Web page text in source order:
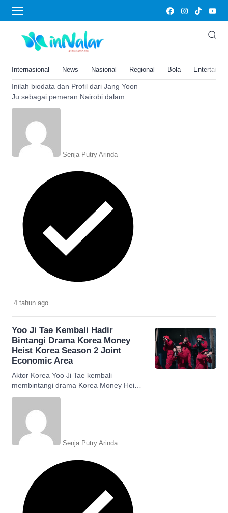
Internasional News Nasional Regional Bola
Money Heist Korea
Biodata dan Profil Jang Yoon Ju
Pemeran Nairobi dalam drama
Season 2
Inilah biodata dan Profil dari Jang Yoon
Ju sebagai pemeran Nairobi dalam
drama Korea Money Heist Korea season
Senja Putry Arinda
.4 tahun ago
Yoo Ji Tae Kembali Hadir
Bintangi Drama Korea Money
Heist Korea Season 2 Joint
Economic Area
Aktor Korea Yoo Ji Tae kembali
membintangi drama Korea Money Heist
Korea Season 2, ia masih memerankan
Senja Putry Arinda